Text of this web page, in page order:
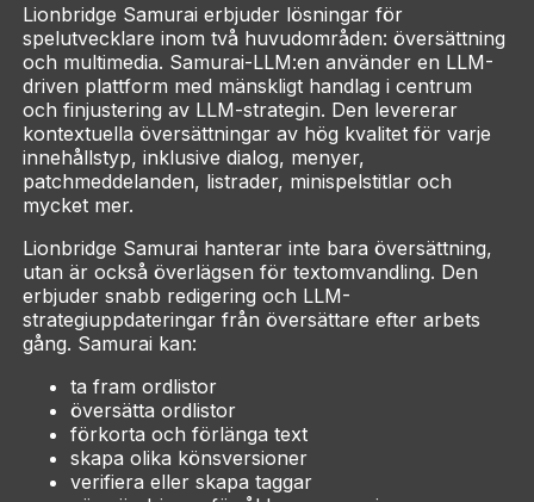
Lionbridge Samurai erbjuder lösningar för
spelutvecklare inom två huvudområden: översättning
och multimedia. Samurai-LLM:en använder en LLM-
driven plattform med mänskligt handlag i centrum
och finjustering av LLM-strategin. Den levererar
kontextuella översättningar av hög kvalitet för varje
innehållstyp, inklusive dialog, menyer,
patchmeddelanden, listrader, minispelstitlar och
mycket mer.
Lionbridge Samurai hanterar inte bara översättning,
utan är också överlägsen för textomvandling. Den
erbjuder snabb redigering och LLM-
strategiuppdateringar från översättare efter arbets
gång. Samurai kan:
ta fram ordlistor
översätta ordlistor
förkorta och förlänga text
skapa olika könsversioner
verifiera eller skapa taggar